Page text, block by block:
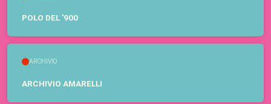
POLO DEL '900
ARCHIVIO
ARCHIVIO AMARELLI